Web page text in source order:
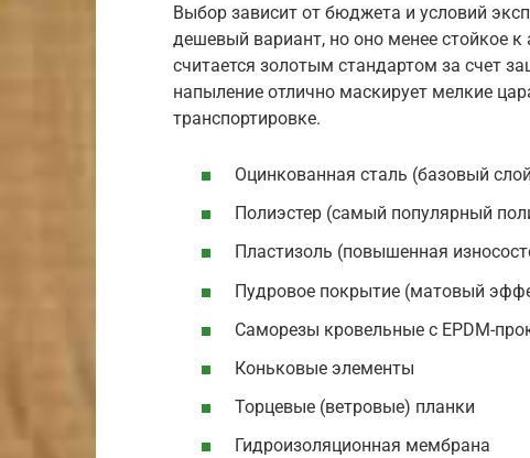
Выбор зависит от бюджета и условий
дешевый вариант, но оно менее стойкое
считается золотым стандартом за счет
напыление отлично маскирует мелкие
транспортировке.
Оцинкованная сталь (базовый
Полиэстер (самый популярный
Пластизоль (повышенная
Пудровое покрытие (матовый
Саморезы кровельные с EPDM-
Коньковые элементы
Торцевые (ветровые) планки
Гидроизоляционная мембрана